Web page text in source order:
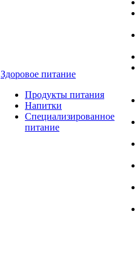
Здоровое питание
Продукты питания
Напитки
Специализированное
питание